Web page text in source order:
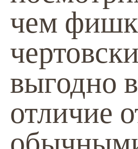
чем
чертовски
выгодно в
отличие